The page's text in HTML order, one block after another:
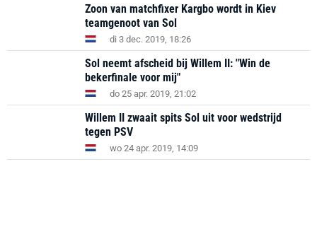
Zoon van matchfixer Kargbo wordt in Kiev
teamgenoot van Sol
di 3 dec. 2019, 18:26
Sol neemt afscheid bij Willem II: "Win de
bekerfinale voor mij"
do 25 apr. 2019, 21:02
Willem II zwaait spits Sol uit voor wedstrijd
tegen PSV
wo 24 apr. 2019, 14:09